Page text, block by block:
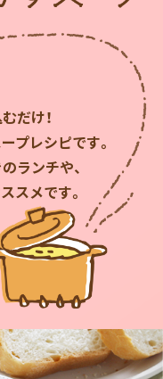
だけ！
プレシピです。
ランチや、
スメです。